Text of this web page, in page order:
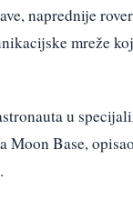
naprednije
mreže
u
Moon Base,